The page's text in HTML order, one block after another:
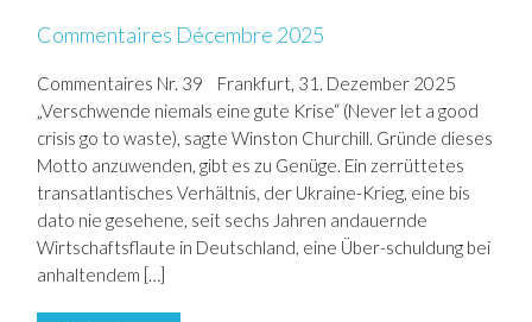
Commentaires Décembre 2025
Commentaires Nr. 39 Frankfurt, 31. Dezember 2025
„Verschwende niemals eine gute Krise“ (Never let a good
crisis go to waste), sagte Winston Churchill. Gründe dieses
Motto anzuwenden, gibt es zu Genüge. Ein zerrüttetes
transatlantisches Verhältnis, der Ukraine-Krieg, eine bis
dato nie gesehene, seit sechs Jahren andauernde
Wirtschaftsflaute in Deutschland, eine Über-schuldung bei
anhaltendem […]